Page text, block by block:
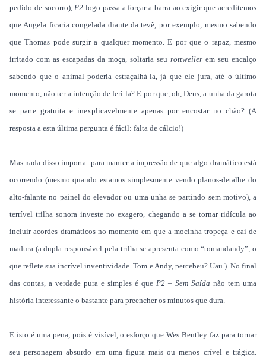
pedido de socorro),P2logo passa a forçar a barra ao exigir que acreditemos
que Angela ficaria congelada diante da tevê, por exemplo, mesmo sabendo
que Thomas pode surgir a qualquer momento. E por que o rapaz, mesmo
irritado com as escapadas da moça, soltaria seu rottweiler em seu encalço
sabendo que o animal poderia estraçalhá-la, já que ele jura, até o último
momento, não ter a intenção de feri-la? E por que, oh, Deus, a unha da garota
se parte gratuita e inexplicavelmente apenas por encostar no chão? (A
resposta a esta última pergunta é fácil: falta de cálcio!)
Mas nada disso importa: para manter a impressão de que algo dramático está
ocorrendo (mesmo quando estamos simplesmente vendo planos-detalhe do
alto-falante no painel do elevador ou uma unha se partindo sem motivo), a
terrível trilha sonora investe no exagero, chegando a se tornar ridícula ao
incluir acordes dramáticos no momento em que a mocinha tropeça e cai de
madura (a dupla responsável pela trilha se apresenta como “tomandandy”, o
que reflete sua incrível inventividade. Tom e Andy, percebeu? Uau.). No final
das contas, a verdade pura e simples é que P2 – Sem Saída não tem uma
história interessante o bastante para preencher os minutos que dura.
E isto é uma pena, pois é visível, o esforço que Wes Bentley faz para tornar
seu personagem absurdo em uma figura mais ou menos crível e trágica.